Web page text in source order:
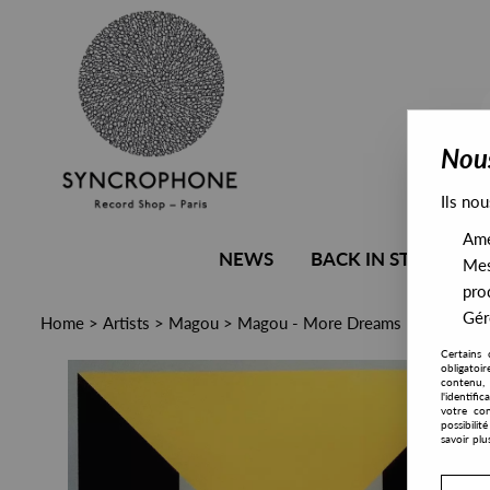
NEWS BACK IN STOCK
Home > Artists > Magou > Magou - More Dreams
Ils
Certains
contenu,
votre
savoir